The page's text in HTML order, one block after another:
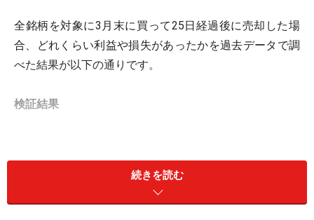
全銘柄を対象に3月末に買って25日経過後に売却した場
合、どれくらい利益や損失があったかを過去データで調
べた結果が以下の通りです。
検証結果
続きを読む